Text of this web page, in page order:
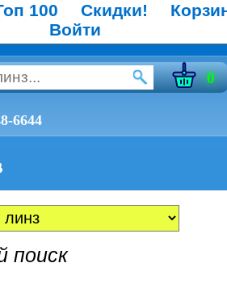
100 Скидки!
Войти
0
6644
поиск